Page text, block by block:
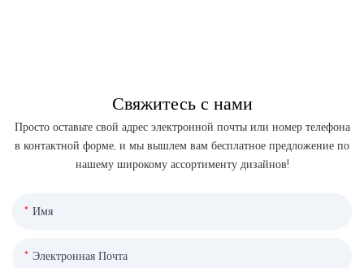
Свяжитесь с нами
Просто оставьте свой адрес электронной почты или номер телефона
в контактной форме, и мы вышлем вам бесплатное предложение по
нашему широкому ассортименту дизайнов!
Имя
Электронная Почта